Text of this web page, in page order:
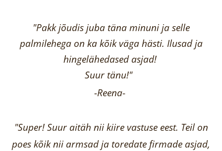
"Pakk jõudis juba täna minuni ja selle
palmilehega on ka kõik väga hästi. Ilusad ja
hingelähedased asjad!
Suur tänu!"
-Reena-
"Super! Suur aitäh nii kiire vastuse eest. Teil on
poes kõik nii armsad ja toredate firmade asjad,